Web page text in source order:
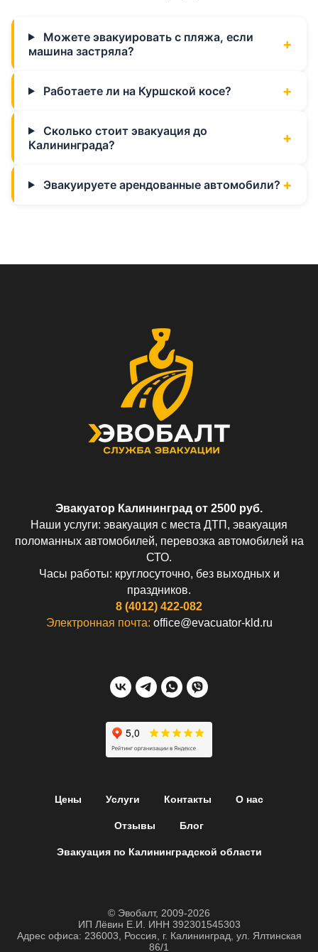
Можете эвакуировать с пляжа, если
машина застряла?
Работаете ли на Куршской косе?
Сколько стоит эвакуация до
Калининграда?
Эвакуируете арендованные автомобили?
Эвакуатор Калининград от 2500 руб.
Наши услуги: эвакуация с места ДТП, эвакуация
поломанных автомобилей, перевозка автомобилей на
СТО.
Часы работы: круглосуточно, без выходных и
праздников.
8 (4012) 422-082
Электронная почта: office@evacuator-kld.ru
Цены Услуги Контакты О нас
Отзывы Блог
Эвакуация по Калининградской области
© Эвобалт, 2009-2026
ИП Лёвин Е.И. ИНН 392301545303
Адрес офиса: 236003, Россия, г. Калининград, ул. Ялтинская
86/1